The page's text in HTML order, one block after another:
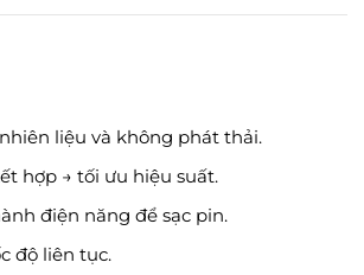
liệu và không phát thải.
hợp → tối ưu hiệu suất.
điện năng để sạc pin.
độ liên tục.